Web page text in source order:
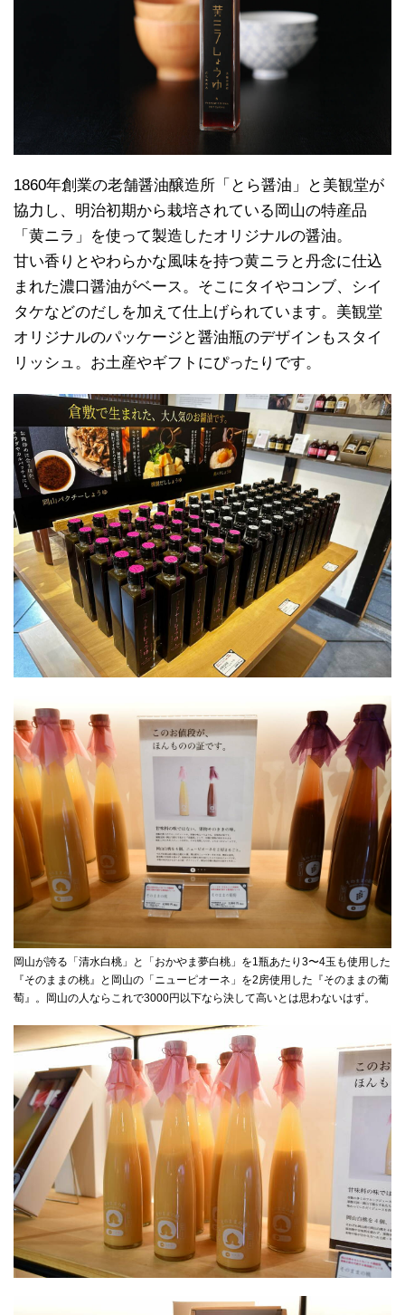
1860年創業の老舗醤油醸造所「とら醤油」と美観堂が
協力し、明治初期から栽培されている岡山の特産品
「黄ニラ」を使って製造したオリジナルの醤油。
甘い香りとやわらかな風味を持つ黄ニラと丹念に仕込
まれた濃口醤油がベース。そこにタイやコンブ、シイ
タケなどのだしを加えて仕上げられています。美観堂
オリジナルのパッケージと醤油瓶のデザインもスタイ
リッシュ。お土産やギフトにぴったりです。
岡山が誇る「清水白桃」と「おかやま夢白桃」を1瓶あたり3〜4玉も使用した
『そのままの桃』と岡山の「ニューピオーネ」を2房使用した『そのままの葡
萄』。岡山の人ならこれで3000円以下なら決して高いとは思わないはず。